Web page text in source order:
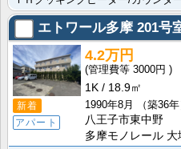
エトワール多摩 201号
新着
アパート
4.2万円
3000円
1K
18.9㎡
1990年8月
（築36年
八王子市東中野
多摩モノレール